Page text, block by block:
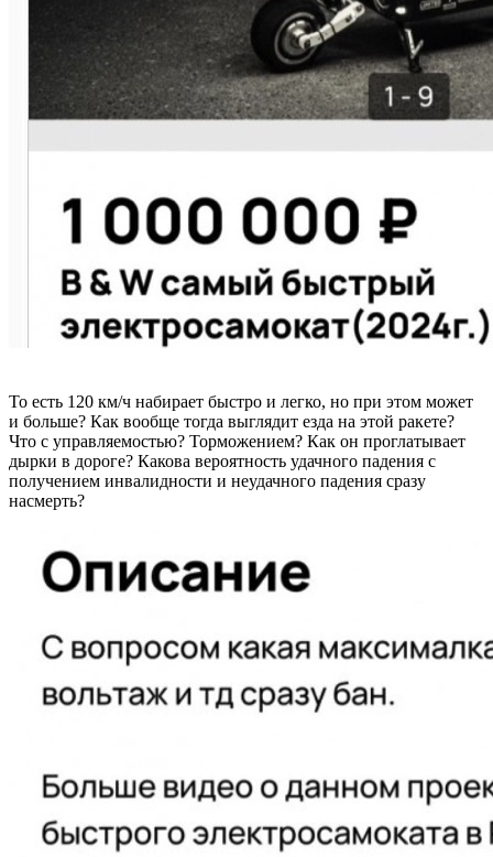
То есть 120 км/ч набирает быстро и легко, но при этом может
и больше? Как вообще тогда выглядит езда на этой ракете?
Что с управляемостью? Торможением? Как он проглатывает
дырки в дороге? Какова вероятность удачного падения с
получением инвалидности и неудачного падения сразу
насмерть?